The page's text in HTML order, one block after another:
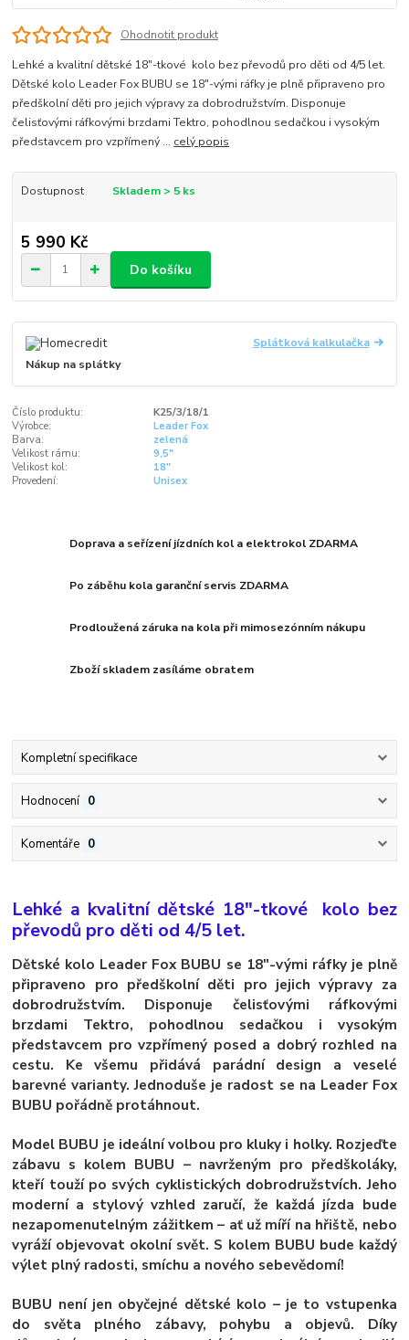
Ohodnotit produkt
Lehké a kvalitní dětské 18"-tkové kolo bez převodů pro děti od 4/5 let.
Dětské kolo Leader Fox BUBU se 18"-vými ráfky je plně připraveno pro
předškolní děti pro jejich výpravy za dobrodružstvím. Disponuje
čelisťovými ráfkovými brzdami Tektro, pohodlnou sedačkou i vysokým
představcem pro vzpřímený ... celý popis
Dostupnost Skladem > 5 ks
5 990 Kč
Do košíku
Splátková kalkulačka
Nákup na splátky
Číslo produktu:
K25/3/18/1
Výrobce:
Leader Fox
Barva:
zelená
Velikost rámu:
9,5"
Velikost kol:
18"
Provedení:
Unisex
Doprava a seřízení jízdních kol a elektrokol ZDARMA
Po záběhu kola garanční servis ZDARMA
Prodloužená záruka na kola při mimosezónním nákupu
Zboží skladem zasíláme obratem
Kompletní specifikace
Hodnocení 0
Komentáře 0
Lehké a kvalitní dětské 18"-tkové kolo bez
převodů pro děti od 4/5 let.
Dětské kolo Leader Fox BUBU se 18"-vými ráfky je plně
připraveno pro předškolní děti pro jejich výpravy za
dobrodružstvím. Disponuje čelisťovými ráfkovými
brzdami Tektro, pohodlnou sedačkou i vysokým
představcem pro vzpřímený posed a dobrý rozhled na
cestu. Ke všemu přidává parádní design a veselé
barevné varianty. Jednoduše je radost se na Leader Fox
BUBU pořádně protáhnout.
Model BUBU je ideální volbou pro kluky i holky. Rozjeďte
zábavu s kolem BUBU – navrženým pro předškoláky,
kteří touží po svých cyklistických dobrodružstvích. Jeho
moderní a stylový vzhled zaručí, že každá jízda bude
nezapomenutelným zážitkem – ať už míří na hřiště, nebo
vyráží objevovat okolní svět. S kolem BUBU bude každý
výlet plný radosti, smíchu a nového sebevědomí!
BUBU není jen obyčejné dětské kolo – je to vstupenka
do světa plného zábavy, pohybu a objevů. Díky